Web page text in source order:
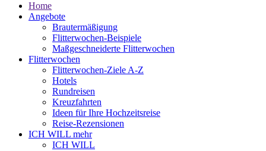
Home
Angebote
Brautermäßigung
Flitterwochen-Beispiele
Maßgeschneiderte Flitterwochen
Flitterwochen
Flitterwochen-Ziele A-Z
Hotels
Rundreisen
Kreuzfahrten
Ideen für Ihre Hochzeitsreise
Reise-Rezensionen
ICH WILL mehr
ICH WILL